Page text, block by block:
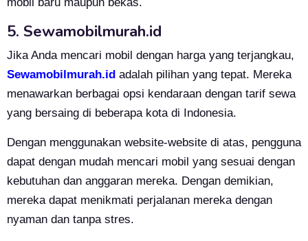
5. Sewamobilmurah.id
Jika Anda mencari mobil dengan harga yang terjangkau,
Sewamobilmurah.id adalah pilihan yang tepat. Mereka
menawarkan berbagai opsi kendaraan dengan tarif sewa
yang bersaing di beberapa kota di Indonesia.
Dengan menggunakan website-website di atas, pengguna
dapat dengan mudah mencari mobil yang sesuai dengan
kebutuhan dan anggaran mereka. Dengan demikian,
mereka dapat menikmati perjalanan mereka dengan
nyaman dan tanpa stres.